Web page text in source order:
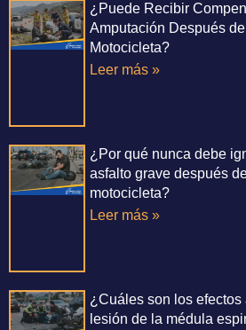
¿Puede Recibir
Amputación Después
Motocicleta?
Leer más »
¿Por qué nunca debe
asfalto grave después
motocicleta?
Leer más »
¿Cuáles son los
lesión de la médula